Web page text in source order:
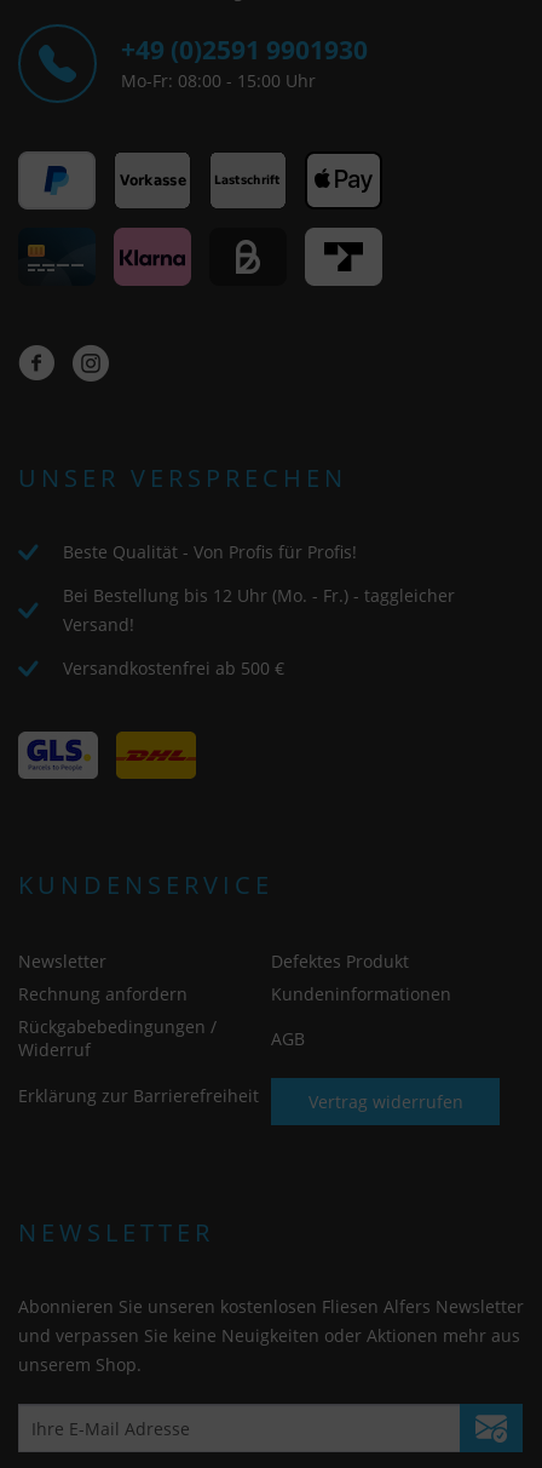
+49 (0)2591 9901930
Mo-Fr: 08:00 - 15:00 Uhr
UNSER VERSPRECHEN
Beste Qualität - Von Profis für Profis!
Bei Bestellung bis 12 Uhr (Mo. - Fr.) - taggleicher
Versand!
Versandkostenfrei ab 500 €
KUNDENSERVICE
Newsletter
Defektes Produkt
Rechnung anfordern
Kundeninformationen
Rückgabebedingungen /
Widerruf
AGB
Erklärung zur Barrierefreiheit Vertrag widerrufen
NEWSLETTER
Abonnieren Sie unseren kostenlosen Fliesen Alfers Newsletter
und verpassen Sie keine Neuigkeiten oder Aktionen mehr aus
unserem Shop.